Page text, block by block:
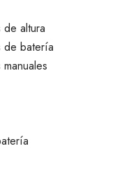
de altura
de batería